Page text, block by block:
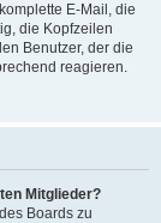
E-Mail, die
die Kopfzeilen
Benutzer, der die
reagieren.
Mitglieder?
Boards zu